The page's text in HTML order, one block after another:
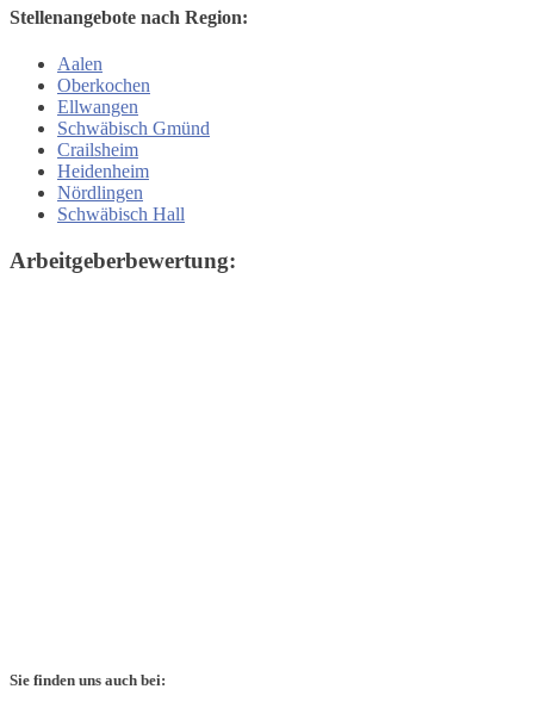
Stellenangebote nach Region:
Aalen
Oberkochen
Ellwangen
Schwäbisch Gmünd
Crailsheim
Heidenheim
Nördlingen
Schwäbisch Hall
Arbeitgeberbewertung:
Sie finden uns auch bei: